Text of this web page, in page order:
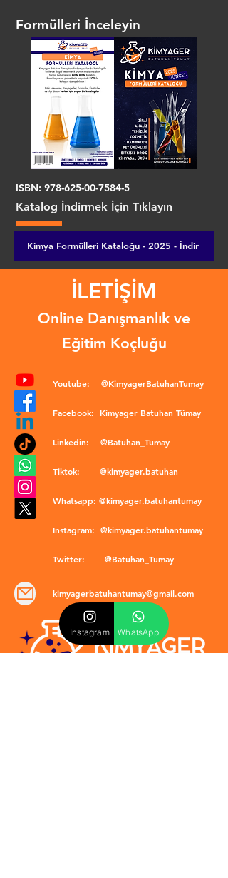
Formülleri İnceleyin
ISBN: 978-625-00-7584-5
Katalog İndirmek İçin Tıklayın
Kimya Formülleri Kataloğu - 2025 - İndir
İLETİŞİM
Online Danışmanlık ve
Eğitim Koçluğu
Youtube: @KimyagerBatuhanTumay
Facebook: Kimyager Batuhan Tümay
Linkedin: @Batuhan_Tumay
Tiktok: @kimyager.batuhan
Whatsapp: @kimyager.batuhantumay
Instagram: @kimyager.batuhantumay
Twitter: @Batuhan_Tumay
kimyagerbatuhantumay@gmail.com
Instagram WhatsApp